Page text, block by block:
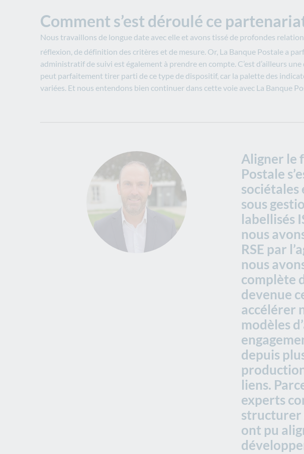
Comment s’est déroulé ce
Nous travaillons de longue date avec elle et avons tissé de profondes
réflexion, de définition des critères et de mesure. Or, La Banque Postale a
administratif de suivi est également à prendre en compte. C’est d’ailleurs
peut parfaitement tirer parti de ce type de dispositif, car la palette des
variées. Et nous entendons bien continuer dans cette voie avec La Banque
Aligner le
Postale
sociétales
sous
labellisés
nous
RSE par
nous
complète
devenue
accélérer
modèles
depuis
liens.
experts
structurer
ont pu